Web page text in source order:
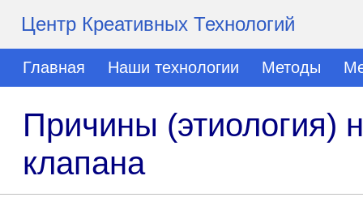
Центр Креативных Технологий
Главная Наши технологии Методы
Причины (этиология)
клапана